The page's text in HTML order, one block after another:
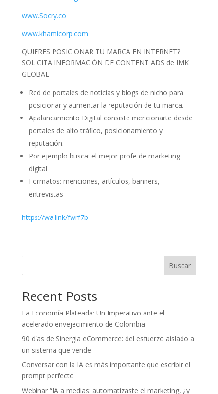
www.Socry.co
www.khamicorp.com
QUIERES POSICIONAR TU MARCA EN INTERNET?
SOLICITA INFORMACIÓN DE CONTENT ADS de IMK
GLOBAL
Red de portales de noticias y blogs de nicho para
posicionar y aumentar la reputación de tu marca.
Apalancamiento Digital consiste mencionarte desde
portales de alto tráfico, posicionamiento y
reputación.
Por ejemplo busca: el mejor profe de marketing
digital
Formatos: menciones, artículos, banners,
entrevistas
https://wa.link/fwrf7b
Buscar
Recent Posts
La Economía Plateada: Un Imperativo ante el
acelerado envejecimiento de Colombia
90 días de Sinergia eCommerce: del esfuerzo aislado a
un sistema que vende
Conversar con la IA es más importante que escribir el
prompt perfecto
Webinar “IA a medias: automatizaste el marketing, ¿y